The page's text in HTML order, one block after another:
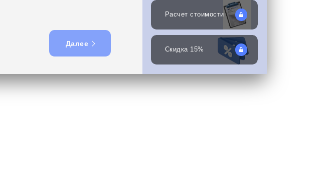
Далее
Расчет стоимости
Скидка 15%